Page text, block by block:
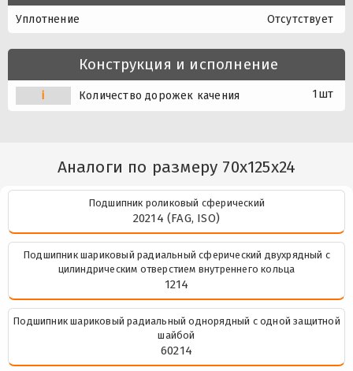
Уплотнение Отсутствует
Конструкция и исполнение
i Количество дорожек качения 1шт
Аналоги по размеру 70x125x24
Подшипник роликовый сферический
20214 (FAG, ISO)
Подшипник шариковый радиальный сферический двухрядный с
цилиндрическим отверстием внутреннего кольца
1214
Подшипник шариковый радиальный однорядный с одной защитной
шайбой
60214